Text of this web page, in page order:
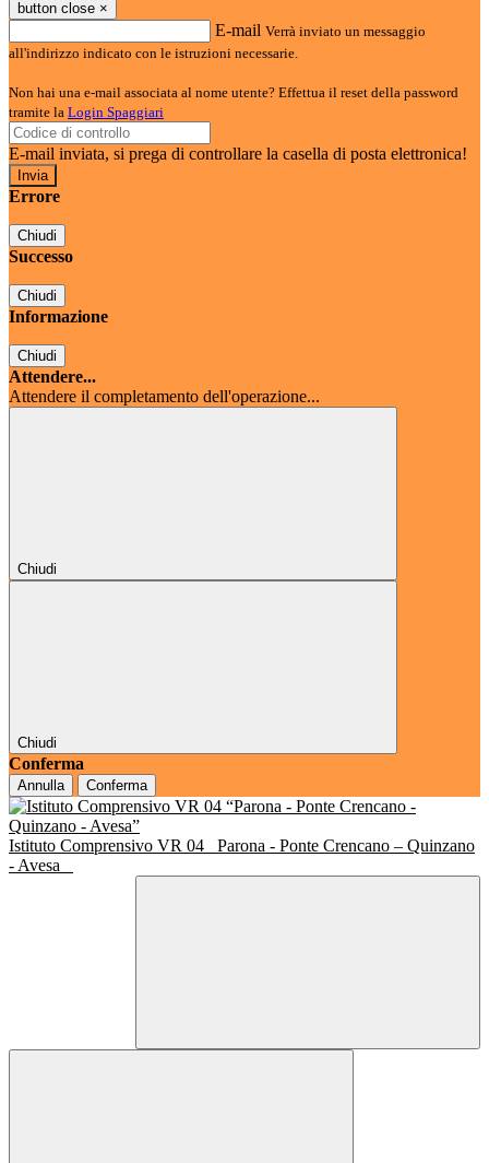
button close ×
E-mail Verrà inviato un messaggio
all'indirizzo indicato con le istruzioni necessarie.
Non hai una e-mail associata al nome utente? Effettua il reset della password
tramite la Login Spaggiari
E-mail inviata, si prega di controllare la casella di posta elettronica!
Errore
Chiudi
Successo
Chiudi
Informazione
Chiudi
Attendere...
Attendere il completamento dell'operazione...
Chiudi
Chiudi
Conferma
Annulla Conferma
Istituto Comprensivo VR 04
Parona - Ponte Crencano – Quinzano
- Avesa